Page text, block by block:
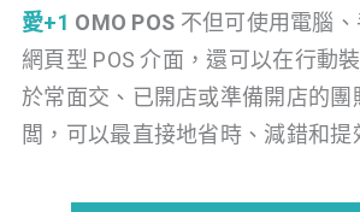
愛+1 OMO POS 不但可使用電腦
網頁型 POS 介面，還可以在行動
於常面交、已開店或準備開店的團
闆，可以最直接地省時、減錯和提